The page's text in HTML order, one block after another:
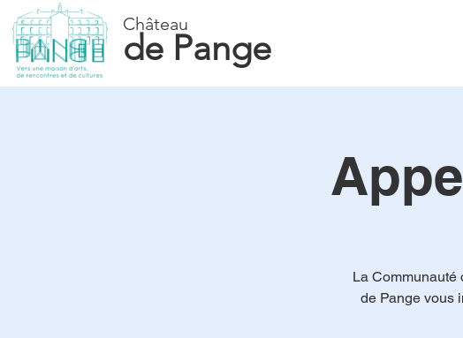
Château
de Pange
La Communauté
de Pange vous